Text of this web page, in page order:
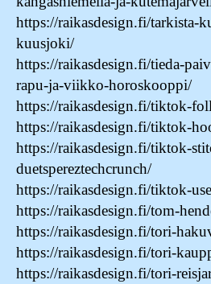
https://raikasdesign.fi/tarkista-
kuusjoki/
https://raikasdesign.fi/tieda-
rapu-ja-viikko-horoskooppi/
https://raikasdesign.fi/tiktok-
https://raikasdesign.fi/tiktok-
https://raikasdesign.fi/tiktok-
duetspereztechcrunch/
https://raikasdesign.fi/tiktok-
https://raikasdesign.fi/tom-
https://raikasdesign.fi/tori-
https://raikasdesign.fi/tori-
https://raikasdesign.fi/tori-